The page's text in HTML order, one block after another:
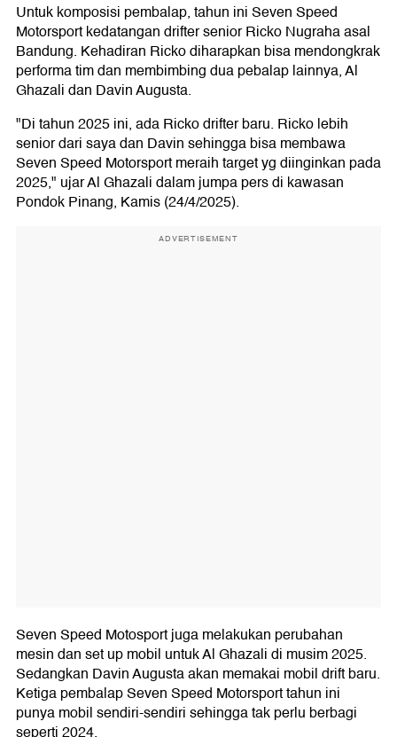
Untuk komposisi pembalap, tahun ini Seven Speed
Motorsport kedatangan drifter senior Ricko Nugraha asal
Bandung. Kehadiran Ricko diharapkan bisa mendongkrak
performa tim dan membimbing dua pebalap lainnya, Al
Ghazali dan Davin Augusta.
"Di tahun 2025 ini, ada Ricko drifter baru. Ricko lebih
senior dari saya dan Davin sehingga bisa membawa
Seven Speed Motorsport meraih target yg diinginkan pada
2025," ujar Al Ghazali dalam jumpa pers di kawasan
Pondok Pinang, Kamis (24/4/2025).
ADVERTISEMENT
Seven Speed Motosport juga melakukan perubahan
mesin dan set up mobil untuk Al Ghazali di musim 2025.
Sedangkan Davin Augusta akan memakai mobil drift baru.
Ketiga pembalap Seven Speed Motorsport tahun ini
punya mobil sendiri-sendiri sehingga tak perlu berbagi